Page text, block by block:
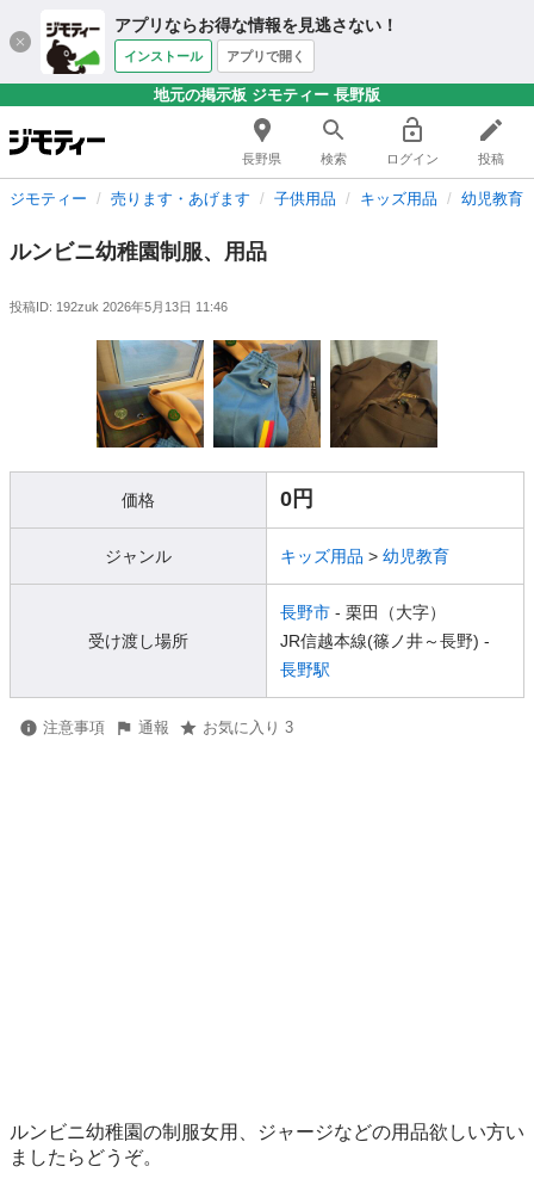
アプリならお得な情報を見逃さない！
インストール アプリで開く
地元の掲示板 ジモティー 長野版
長野県 検索 ログイン 投稿
ジモティー 売ります・あげます 子供用品 キッズ用品 幼児教育
ルンビニ幼稚園制服、用品
投稿ID: 192zuk 2026年5月13日 11:46
価格 0円
ジャンル キッズ用品 > 幼児教育
受け渡し場所
長野市 - 栗田（大字）
JR信越本線(篠ノ井～長野) -
長野駅
注意事項 通報 お気に入り 3
ルンビニ幼稚園の制服女用、ジャージなどの用品欲しい方い
ましたらどうぞ。